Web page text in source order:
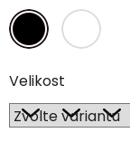
Velikost